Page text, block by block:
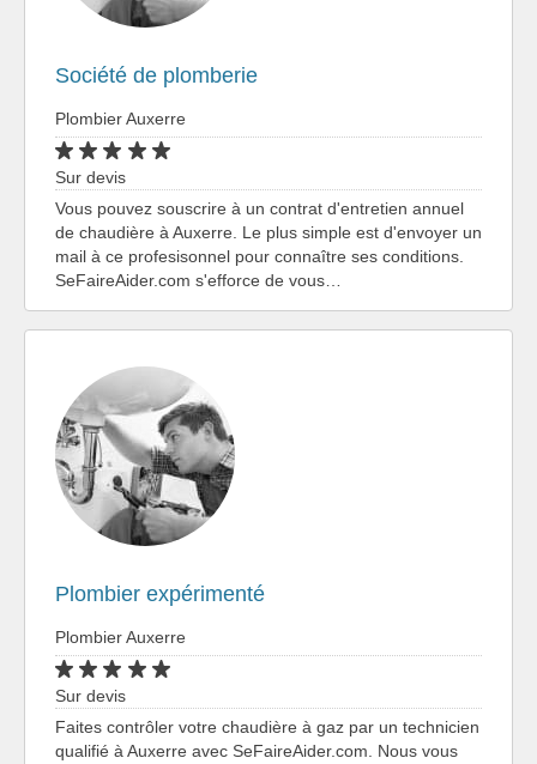
Société de plomberie
Plombier Auxerre
Sur devis
Vous pouvez souscrire à un contrat d'entretien annuel
de chaudière à Auxerre. Le plus simple est d'envoyer un
mail à ce profesisonnel pour connaître ses conditions.
SeFaireAider.com s'efforce de vous…
Plombier expérimenté
Plombier Auxerre
Sur devis
Faites contrôler votre chaudière à gaz par un technicien
qualifié à Auxerre avec SeFaireAider.com. Nous vous